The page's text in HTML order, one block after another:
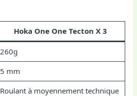
Hoka One One Tecton X 3
260g
5 mm
Roulant à moyennement technique